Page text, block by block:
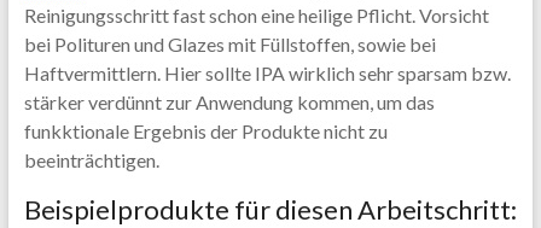
Reinigungsschritt fast schon eine heilige Pflicht. Vorsicht
bei Polituren und Glazes mit Füllstoffen, sowie bei
Haftvermittlern. Hier sollte IPA wirklich sehr sparsam bzw.
stärker verdünnt zur Anwendung kommen, um das
funkktionale Ergebnis der Produkte nicht zu
beeinträchtigen.
Beispielprodukte für diesen Arbeitschritt: